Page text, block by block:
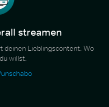
streamen
deinen Lieblingscontent. Wo
willst.